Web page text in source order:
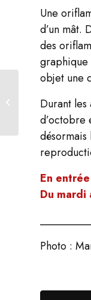
Une
d’un mât.
des
graphique
objet une
Durant
d’octobre
désormais
En
Du mardi
Photo :
Conférence sur les
Maurice Jarre au